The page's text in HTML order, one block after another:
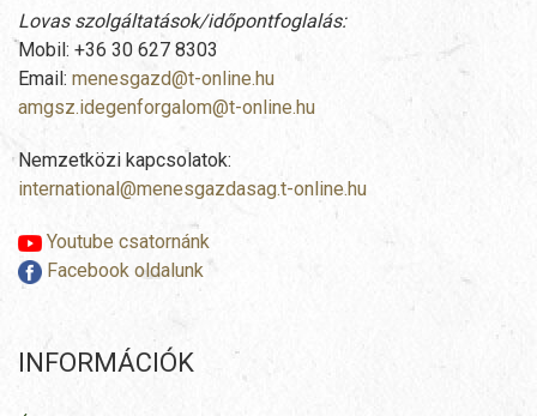
Lovas szolgáltatások/időpontfoglalás:
Mobil: +36 30 627 8303
Email: menesgazd@t-online.hu
amgsz.idegenforgalom@t-online.hu
Nemzetközi kapcsolatok:
international@menesgazdasag.t-online.hu
Youtube csatornánk
Facebook oldalunk
INFORMÁCIÓK